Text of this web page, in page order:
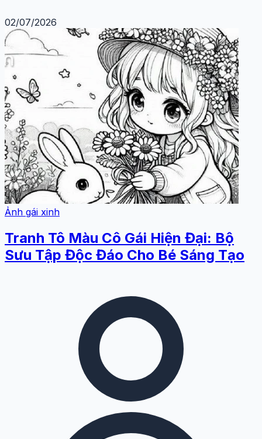
02/07/2026
Ảnh gái xinh
Tranh Tô Màu Cô Gái Hiện Đại: Bộ
Sưu Tập Độc Đáo Cho Bé Sáng Tạo